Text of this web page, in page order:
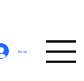
Войти